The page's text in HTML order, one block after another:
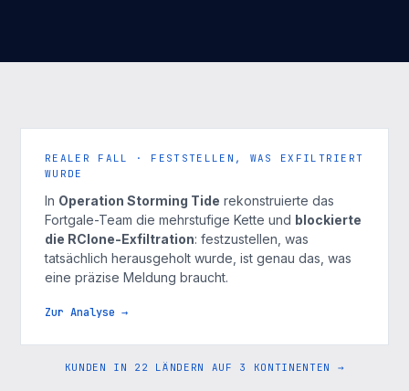
REALER FALL · FESTSTELLEN, WAS EXFILTRIERT
WURDE
In Operation Storming Tide rekonstruierte das
Fortgale-Team die mehrstufige Kette und blockierte
die RClone-Exfiltration: festzustellen, was
tatsächlich herausgeholt wurde, ist genau das, was
eine präzise Meldung braucht.
Zur Analyse →
KUNDEN IN 22 LÄNDERN AUF 3 KONTINENTEN →